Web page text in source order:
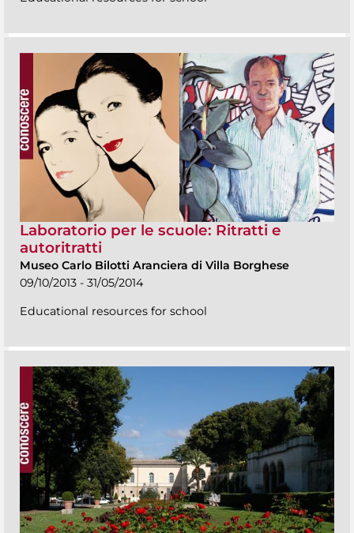
Laboratorio per le scuole: Ritratti e
autoritratti
Museo Carlo Bilotti Aranciera di Villa Borghese
09/10/2013 - 31/05/2014
Educational resources for school